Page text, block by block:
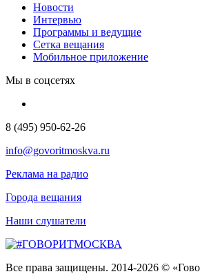
Новости
Интервью
Программы и ведущие
Сетка вещания
Мобильное приложение
Мы в соцсетях
8 (495) 950-62-26
info@govoritmoskva.ru
Реклама на радио
Города вещания
Наши слушатели
Все права защищены. 2014-2026 ©